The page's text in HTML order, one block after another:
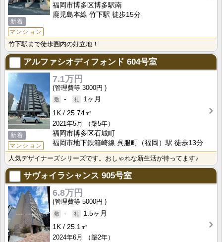
新着
マンション
福岡市博多区博多駅南
鹿児島本線 竹下駅 徒歩15分
竹下駅まで徒歩圏内の好立地！
アルファシオディフォンド 604号室
新着
マンション
7.1万円
3000円
-
1ヶ月
1K
25.74㎡
2021年5月
（築5年）
福岡市博多区石城町
福岡市地下鉄箱崎線 呉服町（福岡）駅 徒歩13分
人気デザイナーズシリーズです。おしゃれな新生活が待ってます♪
サヴォイラシャンス 905号室
6.8万円
5000円
-
1.5ヶ月
1K
25.1㎡
2024年6月
（築2年）